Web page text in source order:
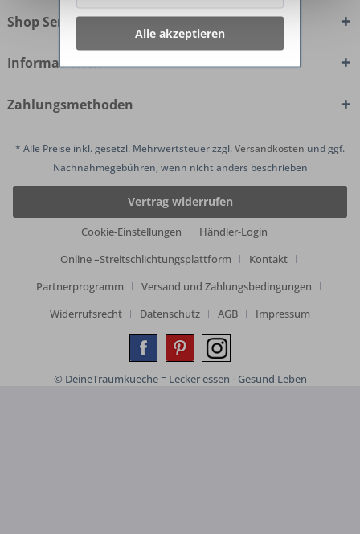
Shop Service
Informationen
Zahlungsmethoden
* Alle Preise inkl. gesetzl. Mehrwertsteuer zzgl.Versandkosten und ggf.
Nachnahmegebühren, wenn nicht anders beschrieben
Vertrag widerrufen
Cookie-Einstellungen
Händler-Login
Online –Streitschlichtungsplattform
Kontakt
Partnerprogramm
Versand und Zahlungsbedingungen
Widerrufsrecht
Datenschutz AGB Impressum
© DeineTraumkueche = Lecker essen - Gesund Leben
Alle akzeptieren